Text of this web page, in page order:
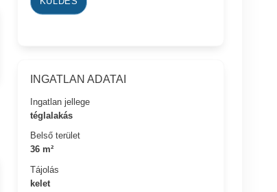
INGATLAN ADATAI
Ingatlan jellege
téglalakás
Belső terület
36 m²
Tájolás
kelet